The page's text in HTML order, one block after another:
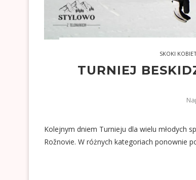
SKOKI
TURNIEJ
Kolejnym dniem Turnieju dla wielu młodych
Rožnovie. W różnych kategoriach ponownie